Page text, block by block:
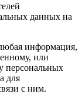
данных на
информация,
или
персональных
для
с ним.